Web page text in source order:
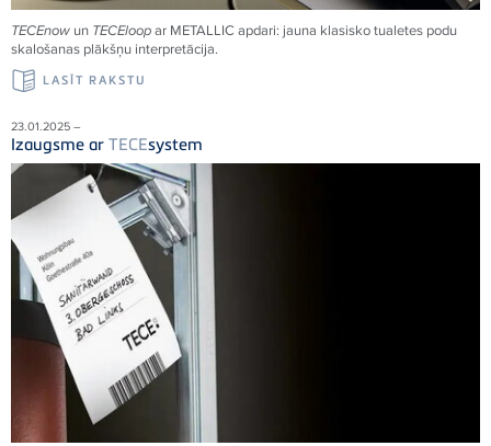
TECEnow un TECEloopar METALLIC apdari: jauna klasisko tualetes podu
skalošanas plākšņu interpretācija.
LASĪT RAKSTU
23.01.2025 –
Izaugsme ar TECEsystem